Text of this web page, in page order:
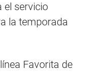
el servicio
la temporada
Favorita de